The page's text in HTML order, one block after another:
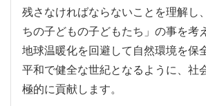
残さなければならないことを理解し
ちの子どもの子どもたち」の事を考
地球温暖化を回避して自然環境を保
平和で健全な世紀となるように、社
極的に貢献します。